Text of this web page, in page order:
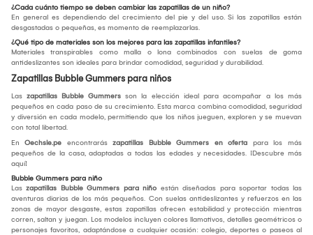
¿Cada cuánto tiempo se deben cambiar las zapatillas de un niño?
En general es dependiendo del crecimiento del pie y del uso. Si las zapatillas están
desgastadas o pequeñas, es momento de reemplazarlas.
¿Qué tipo de materiales son los mejores para las zapatillas infantiles?
Materiales transpirables como malla o lona combinados con suelas de goma
antideslizantes son ideales para brindar comodidad, seguridad y durabilidad.
Zapatillas Bubble Gummers para niños
Las zapatillas Bubble Gummers son la elección ideal para acompañar a los más
pequeños en cada paso de su crecimiento. Esta marca combina comodidad, seguridad
y diversión en cada modelo, permitiendo que los niños jueguen, exploren y se muevan
con total libertad.
En Oechsle.pe encontrarás zapatillas Bubble Gummers en oferta para los más
pequeños de la casa, adaptadas a todas las edades y necesidades. ¡Descubre más
aquí!
Bubble Gummers para niño
Las zapatillas Bubble Gummers para niño están diseñadas para soportar todas las
aventuras diarias de los más pequeños. Con suelas antideslizantes y refuerzos en las
zonas de mayor desgaste, estas zapatillas ofrecen estabilidad y protección mientras
corren, saltan y juegan. Los modelos incluyen colores llamativos, detalles geométricos o
personajes favoritos, adaptándose a cualquier ocasión: colegio, deportes o paseos al